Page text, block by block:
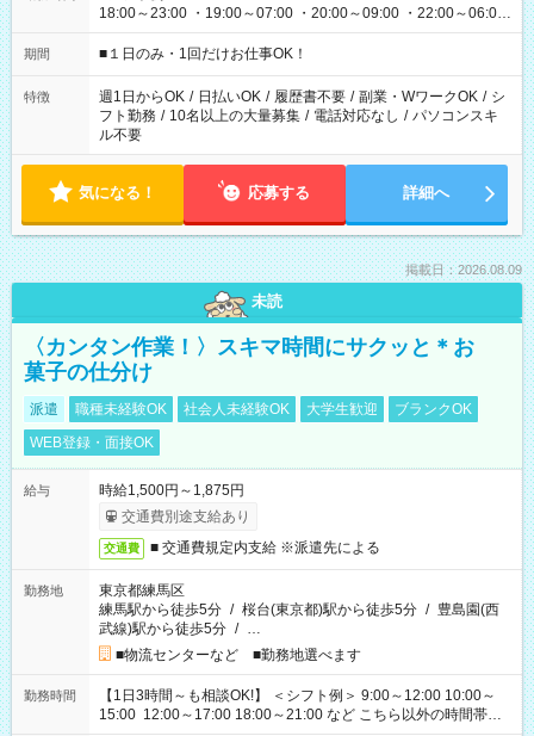
18:00～23:00 ・19:00～07:00 ・20:00～09:00 ・22:00～06:00
etc ★最短で3時間で5,120円のお仕事から 15時間で2万円近く稼
げるお仕事も！ ご希望のお時間に合わせてご紹介！ ※シフトは
ください！
期間 ■１日のみ・1回だけお仕事OK！
特徴 週1日からOK / 日払いOK / 履歴書不要 / 副業・WワークOK / シ
フト勤務 / 10名以上の大量募集 / 電話対応なし / パソコンスキ
ル不要
気になる！ 応募する 詳細へ
掲載日：2026.08.09
未読
〈カンタン作業！〉スキマ時間にサクッと＊お
菓子の仕分け
派遣 職種未経験OK 社会人未経験OK 大学生歓迎
ブランクOK
WEB登録・面接OK
給与
時給1,500円～1,875円
交通費別途支給あり
交通費 ■ 交通費規定内支給 ※派遣先による
勤務地
東京都練馬区
練馬駅から徒歩5分 / 桜台(東京都)駅から徒歩5分 / 豊島園(西
武線)駅から徒歩5分 / …
■物流センターなど ■勤務地選べます
勤務時間
【1日3時間～も相談OK!】 ＜シフト例＞ 9:00～12:00 10:00～
15:00 12:00～17:00 18:00～21:00 など こちら以外の時間帯も